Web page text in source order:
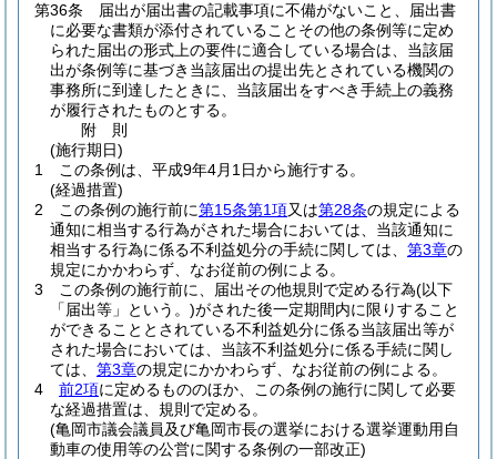
第36条
届出が届出書の記載事項に不備がないこと、届出書
に必要な書類が添付されていることその他の条例等に定め
られた届出の形式上の要件に適合している場合は、当該届
出が条例等に基づき当該届出の提出先とされている機関の
事務所に到達したときに、当該届出をすべき手続上の義務
が履行されたものとする。
附 則
(施行期日)
1
この条例は、平成9年4月1日から施行する。
(経過措置)
2
この条例の施行前に第15条第1項又は第28条の規定による
通知に相当する行為がされた場合においては、当該通知に
相当する行為に係る不利益処分の手続に関しては、 第3章の
規定にかかわらず、なお従前の例による。
3
この条例の施行前に、届出その他規則で定める行為(以下
「届出等」という。)がされた後一定期間内に限りすること
ができることとされている不利益処分に係る当該届出等が
された場合においては、当該不利益処分に係る手続に関し
ては、 第3章の規定にかかわらず、なお従前の例による。
4
前2項に定めるもののほか、この条例の施行に関して必要
な経過措置は、規則で定める。
(亀岡市議会議員及び亀岡市長の選挙における選挙運動用自
動車の使用等の公営に関する条例の一部改正)